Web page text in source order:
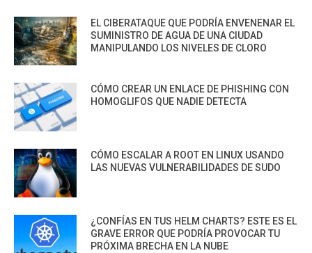
EL CIBERATAQUE QUE PODRÍA ENVENENAR EL
SUMINISTRO DE AGUA DE UNA CIUDAD
MANIPULANDO LOS NIVELES DE CLORO
CÓMO CREAR UN ENLACE DE PHISHING CON
HOMOGLIFOS QUE NADIE DETECTA
CÓMO ESCALAR A ROOT EN LINUX USANDO
LAS NUEVAS VULNERABILIDADES DE SUDO
¿CONFÍAS EN TUS HELM CHARTS? ESTE ES EL
GRAVE ERROR QUE PODRÍA PROVOCAR TU
PRÓXIMA BRECHA EN LA NUBE